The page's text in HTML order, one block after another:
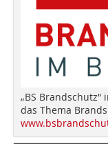
„BS
das Thema